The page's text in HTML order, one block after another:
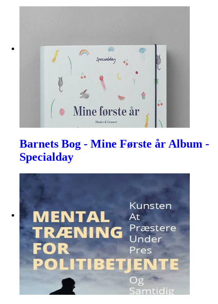
Barnets Bog - Mine Første år Album -
Specialday